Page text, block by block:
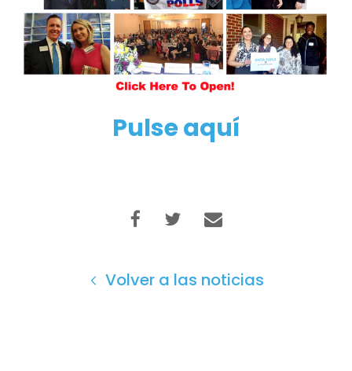
Pulse aquí
Volver a las noticias